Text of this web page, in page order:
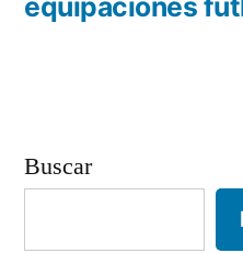
entradas
equipaciones
Buscar